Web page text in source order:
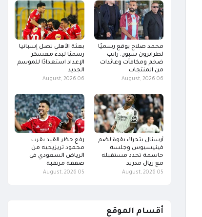
محمد صلاح يوقع رسميًا
لطرابزون سبور.. راتب
ضخم ومكافآت وعائدات
من المنتجات
06 August, 2026
بعثة الأهلي تصل إسبانيا
رسميًا لبدء معسكر
الإعداد استعدادًا للموسم
الجديد
06 August, 2026
أرسنال يتحرك بقوة لضم
فينيسيوس وجلسة
حاسمة تحدد مستقبله
مع ريال مدريد
05 August, 2026
رفع حظر القيد يقرب
محمود تريزيجيه من
الرياض السعودي في
صفقة مرتقبة
05 August, 2026
أقسام الموقع